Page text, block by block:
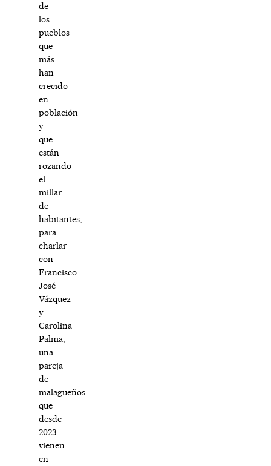
de
los
pueblos
que
más
han
crecido
en
población
y
que
están
rozando
el
millar
de
habitantes,
para
charlar
con
Francisco
José
Vázquez
y
Carolina
Palma,
una
pareja
de
malagueños
que
desde
2023
vienen
en